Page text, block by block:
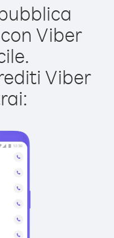
Viber
Viber